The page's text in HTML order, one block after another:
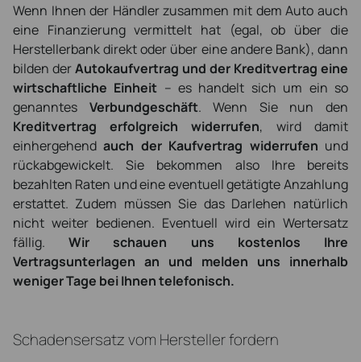
Wenn Ihnen der Händler zusammen mit dem Auto auch
eine Finanzierung vermittelt hat (egal, ob über die
Herstellerbank direkt oder über eine andere Bank), dann
bilden derAutokaufvertrag und der Kreditvertrag eine
wirtschaftliche Einheit – es handelt sich um ein so
genanntes Verbundgeschäft. Wenn Sie nun den
Kreditvertrag erfolgreich widerrufen, wird damit
einhergehendauch der Kaufvertrag widerrufen und
rückabgewickelt. Sie bekommen also Ihre bereits
bezahlten Raten und eine eventuell getätigte Anzahlung
erstattet. Zudem müssen Sie das Darlehen natürlich
nicht weiter bedienen. Eventuell wird ein Wertersatz
fällig.Wir schauen uns kostenlos Ihre
Vertragsunterlagen an und melden uns innerhalb
weniger Tage bei Ihnen telefonisch.
Schadensersatz vom Hersteller fordern